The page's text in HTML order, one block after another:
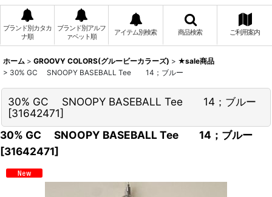
ブランド別カタカ
ナ順
ブランド別アルフ
ァベット順
アイテム別検索 商品検索 ご利用案内
ホーム > GROOVY COLORS(グルービーカラーズ) > ★sale商品
> 30% GC SNOOPY BASEBALL Tee 14；ブルー
30% GC SNOOPY BASEBALL Tee 14；ブルー
[31642471]
30% GC SNOOPY BASEBALL Tee 14；ブルー
[31642471]